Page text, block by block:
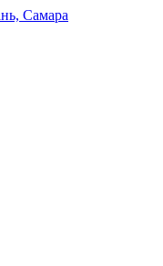
Самара